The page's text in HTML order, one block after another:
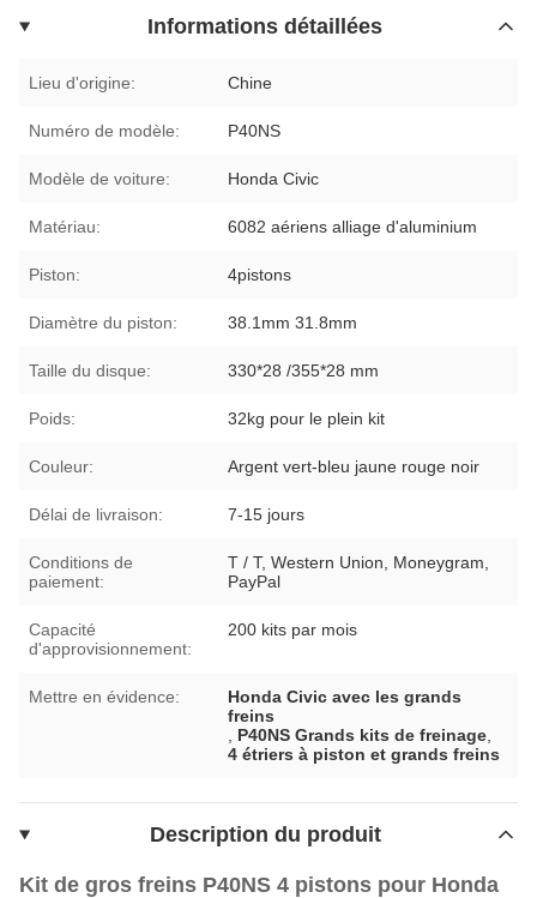
Informations détaillées
Lieu d'origine: Chine
Numéro de modèle: P40NS
Modèle de voiture: Honda Civic
Matériau: 6082 aériens alliage d'aluminium
Piston: 4pistons
Diamètre du piston: 38.1mm 31.8mm
Taille du disque: 330*28 /355*28 mm
Poids: 32kg pour le plein kit
Couleur: Argent vert-bleu jaune rouge noir
Délai de livraison: 7-15 jours
Conditions de
paiement:
T / T, Western Union, Moneygram,
PayPal
Capacité
d'approvisionnement:
200 kits par mois
Mettre en évidence:
Honda Civic avec les grands
freins
P40NS Grands kits de freinage
4 étriers à piston et grands freins
Description du produit
Kit de gros freins P40NS 4 pistons pour Honda